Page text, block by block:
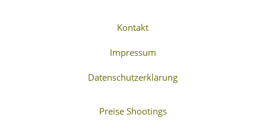
Kontakt
Impressum
Datenschutzerklärung
Preise Shootings